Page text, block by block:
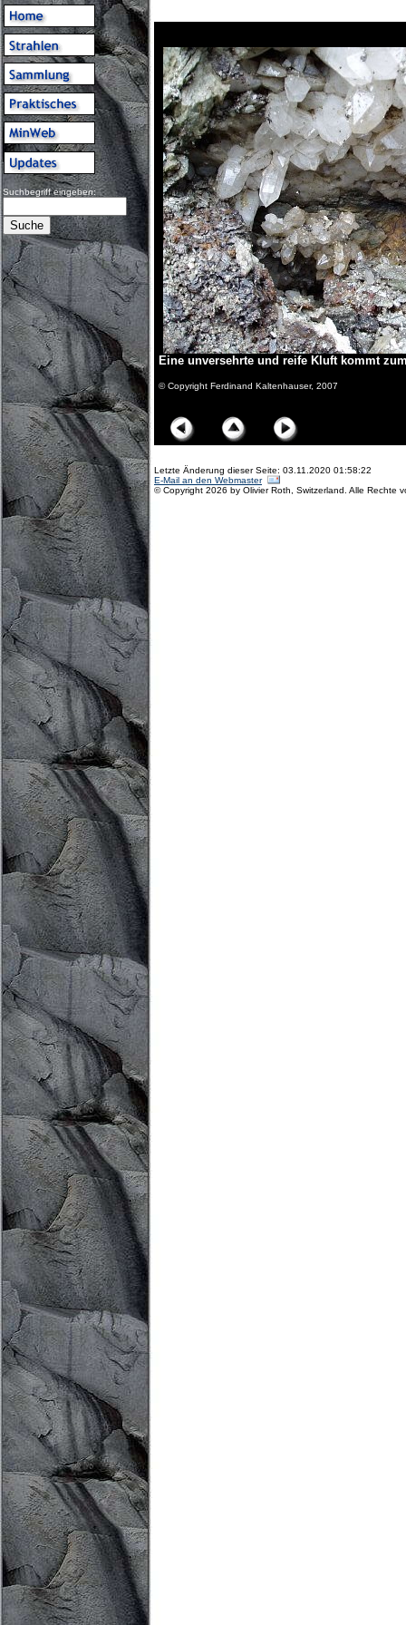
Suchbegriff eingeben:
Eine unversehrte und reife Kluft kommt
© Copyright Ferdinand Kaltenhauser, 2007
Letzte Änderung dieser Seite: 03.11.2020 01:58:22
E-Mail an den Webmaster
© Copyright 2026 by Olivier Roth, Switzerland. Alle Rechte